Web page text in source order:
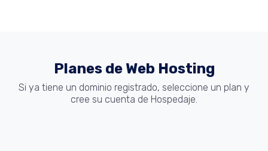
Planes de Web Hosting
Si ya tiene un dominio registrado, seleccione un plan y
cree su cuenta de Hospedaje.